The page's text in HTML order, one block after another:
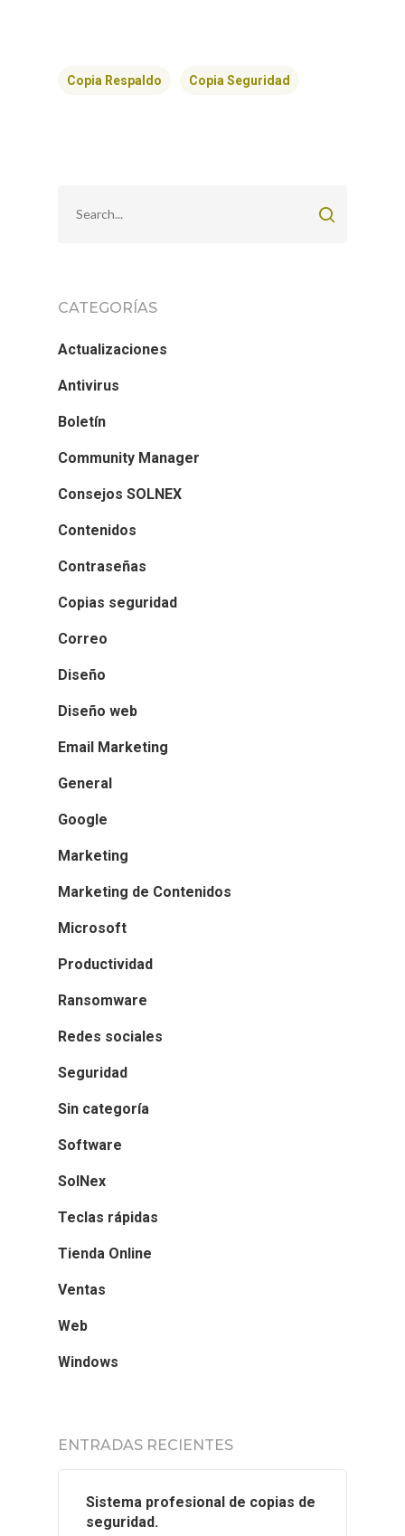
Copia Respaldo Copia Seguridad
CATEGORÍAS
Actualizaciones
Antivirus
Boletín
Community Manager
Consejos SOLNEX
Contenidos
Contraseñas
Copias seguridad
Correo
Diseño
Diseño web
Email Marketing
General
Google
Marketing
Marketing de Contenidos
Microsoft
Productividad
Ransomware
Redes sociales
Seguridad
Sin categoría
Software
SolNex
Teclas rápidas
Tienda Online
Ventas
Web
Windows
ENTRADAS RECIENTES
Sistema profesional de copias de
seguridad.